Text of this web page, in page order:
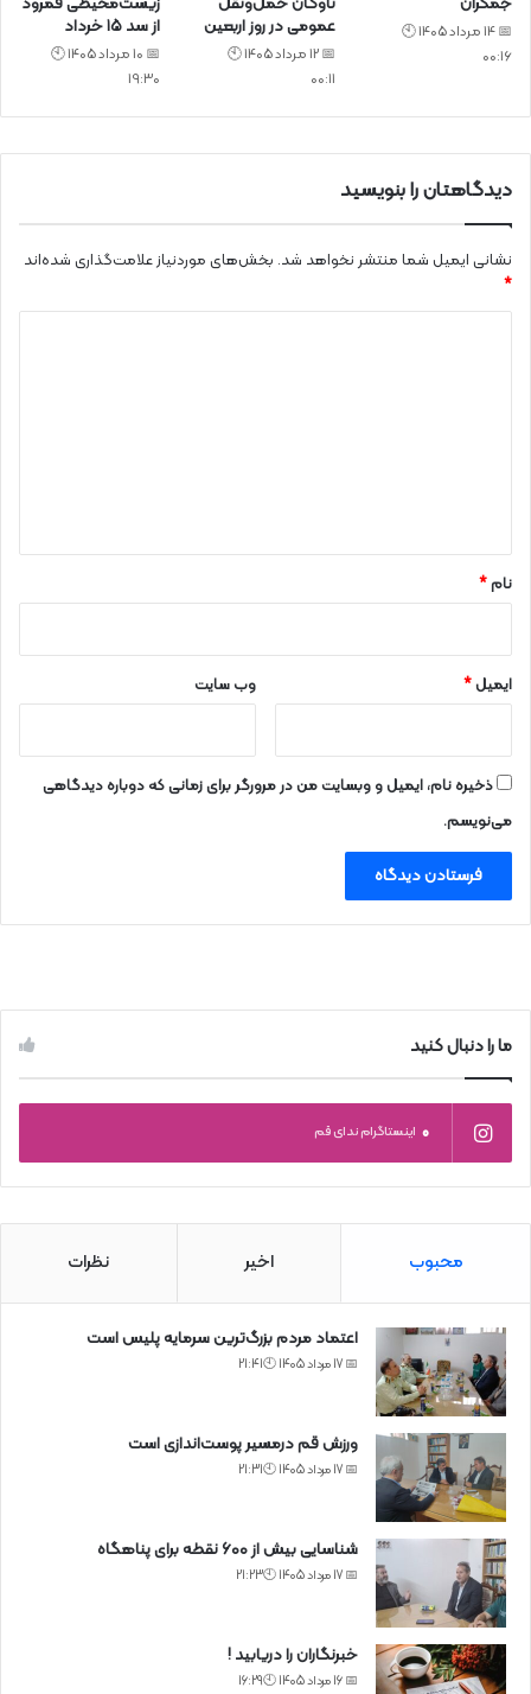
📅 14 مرداد 1405 🕙
00:16
عمومی در روز اربعین
📅 12 مرداد 1405 🕙
00:11
از سد ۱۵ خرداد
📅 10 مرداد 1405 🕙
19:30
دیدگاهتان را بنویسید
نشانی ایمیل شما منتشر نخواهد شد. بخش‌های موردنیاز علامت‌گذاری شده‌اند
*
نام*
ایمیل* وب‌ سایت
ذخیره نام، ایمیل و وبسایت من در مرورگر برای زمانی که دوباره دیدگاهی
می‌نویسم.
ما را دنبال کنید
0 اینستاگرام ندای قم
محبوب اخیر نظرات
اعتماد مردم بزرگ‌ترین سرمایه پلیس است
📅 17 مرداد 1405 🕙21:41
ورزش قم درمسیر پوست‌اندازی است
📅 17 مرداد 1405 🕙21:31
شناسایی بیش از ۶۰۰ نقطه برای پناهگاه
📅 17 مرداد 1405 🕙21:23
خبرنگاران را دریابید !
📅 16 مرداد 1405 🕙16:29